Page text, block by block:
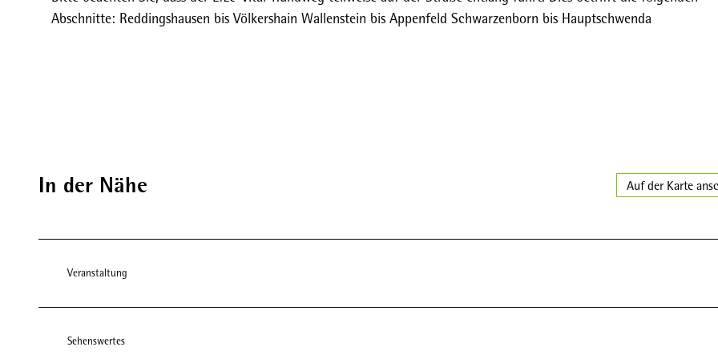
Abschnitte: Reddingshausen bis Völkershain Wallenstein bis Appenfeld Schwarzenborn bis Hauptschwenda
In der Nähe Auf der Karte
Veranstaltung
Sehenswertes